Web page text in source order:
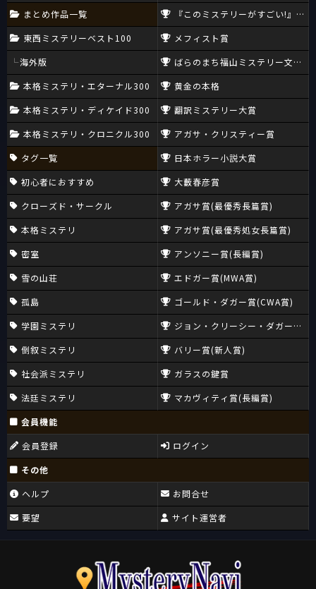
まとめ作品一覧
東西ミステリーベスト100
海外版
本格ミステリ・エターナル300
本格ミステリ・ディケイド300
本格ミステリ・クロニクル300
タグ一覧
初心者におすすめ
クローズド・サークル
本格ミステリ
密室
雪の山荘
孤島
学園ミステリ
倒叙ミステリ
社会派ミステリ
法廷ミステリ
『このミステリーがすごい!』大賞
メフィスト賞
ばらのまち福山ミステリー文学新
黄金の本格
翻訳ミステリー大賞
アガサ・クリスティー賞
日本ホラー小説大賞
大藪春彦賞
アガサ賞(最優秀長篇賞)
アガサ賞(最優秀処女長篇賞)
アンソニー賞(長編賞)
エドガー賞(MWA賞)
ゴールド・ダガー賞(CWA賞)
ジョン・クリーシー・ダガー賞
バリー賞(新人賞)
ガラスの鍵賞
マカヴィティ賞(長編賞)
会員機能
会員登録
ログイン
その他
ヘルプ
要望
お問合せ
サイト運営者